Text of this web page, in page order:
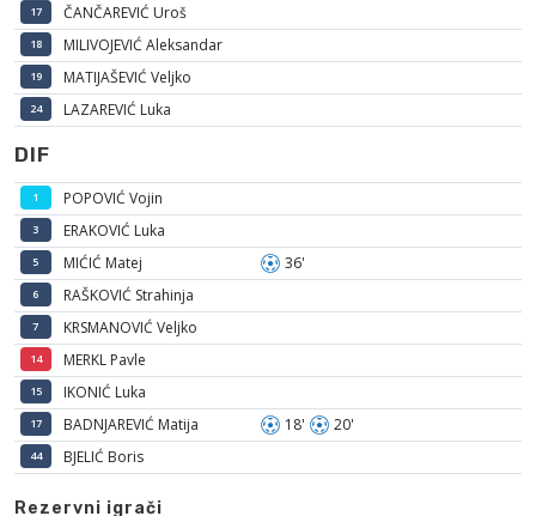
17 ČANČAREVIĆ Uroš
18 MILIVOJEVIĆ Aleksandar
19 MATIJAŠEVIĆ Veljko
24 LAZAREVIĆ Luka
DIF
1 POPOVIĆ Vojin
3 ERAKOVIĆ Luka
5 MIĆIĆ Matej 36'
6 RAŠKOVIĆ Strahinja
7 KRSMANOVIĆ Veljko
14 MERKL Pavle
15 IKONIĆ Luka
17 BADNJAREVIĆ Matija 18' 20'
44 BJELIĆ Boris
Rezervni igrači